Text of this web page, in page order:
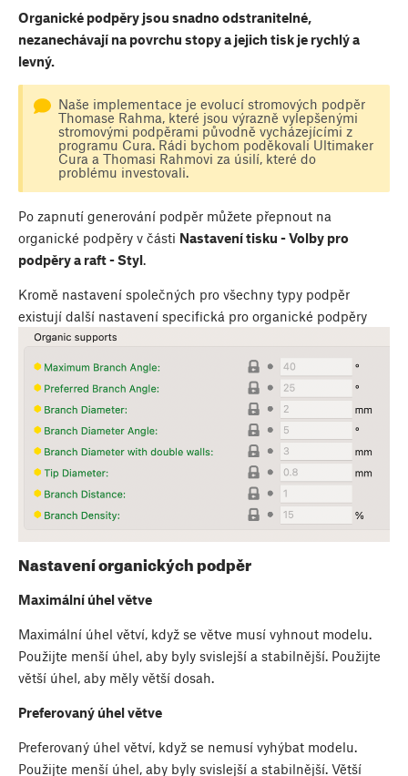
Organické podpěry jsou snadno odstranitelné,
nezanechávají na povrchu stopy a jejich tisk je rychlý a
levný.
Naše implementace je evolucí stromových podpěr
Thomase Rahma, které jsou výrazně vylepšenými
stromovými podpěrami původně vycházejícími z
programu Cura. Rádi bychom poděkovali Ultimaker
Cura a Thomasi Rahmovi za úsilí, které do
problému investovali.
Po zapnutí generování podpěr můžete přepnout na
organické podpěry v části Nastavení tisku - Volby pro
podpěry a raft - Styl.
Kromě nastavení společných pro všechny typy podpěr
existují další nastavení specifická pro organické podpěry
Nastavení organických podpěr
Maximální úhel větve
Maximální úhel větví, když se větve musí vyhnout modelu.
Použijte menší úhel, aby byly svislejší a stabilnější. Použijte
větší úhel, aby měly větší dosah.
Preferovaný úhel větve
Preferovaný úhel větví, když se nemusí vyhýbat modelu.
Použijte menší úhel, aby byly svislejší a stabilnější. Větší